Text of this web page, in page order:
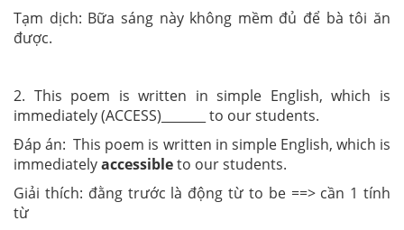
Tạm dịch: Bữa sáng này không mềm đủ để bà tôi ăn
được.
2. This poem is written in simple English, which is
immediately (ACCESS)_______ to our students.
Đáp án: This poem is written in simple English, which is
immediatelyaccessibleto our students.
Giải thích: đằng trước là động từ to be ==> cần 1 tính
từ